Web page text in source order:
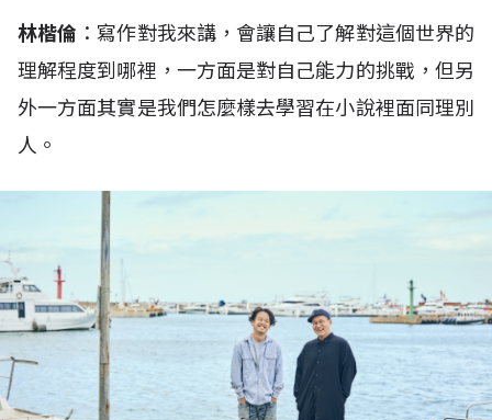
林楷倫 ：寫作對我來講，會讓自己了解對這個世界的
理解程度到哪裡，一方面是對自己能力的挑戰，但另
外一方面其實是我們怎麼樣去學習在小說裡面同理別
人。